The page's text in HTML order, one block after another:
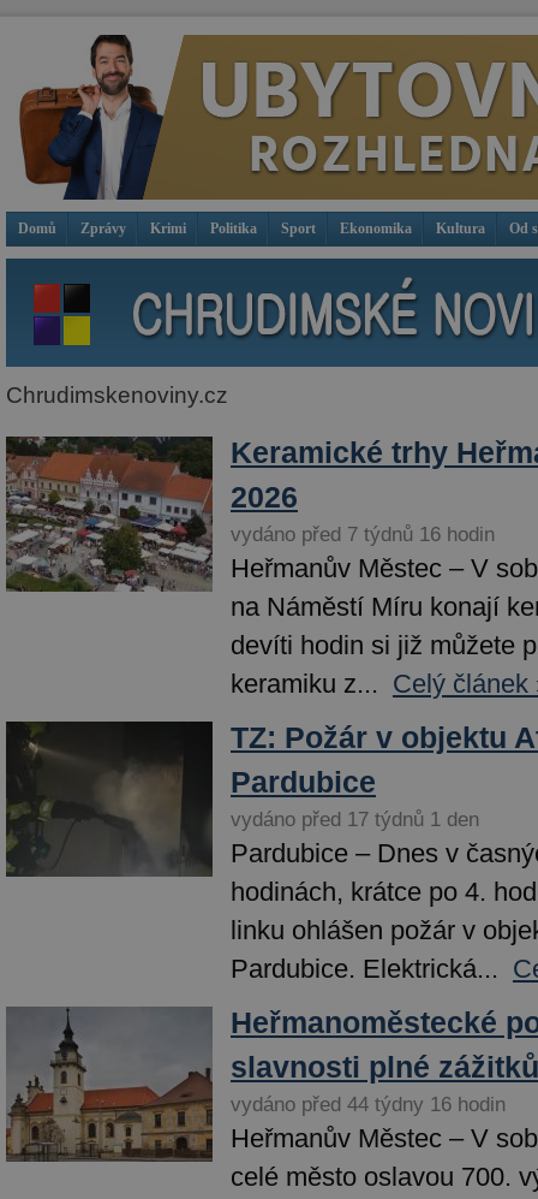
Domů Zprávy Krimi Politika Sport Ekonomika Kultura Od
Chrudimskenoviny.cz
Keramické trhy
2026
vydáno před 7 týdnů 16 hodin
Heřmanův Městec – V
na Náměstí Míru konají
devíti hodin si již můžete
keramiku z... Celý článek
TZ: Požár v objektu
Pardubice
vydáno před 17 týdnů 1 den
Pardubice – Dnes v
hodinách, krátce po 4.
linku ohlášen požár v
Pardubice. Elektrická...
Heřmanoměstecké
slavnosti plné zážitků
vydáno před 44 týdny 16 hodin
Heřmanův Městec – V
celé město oslavou 700.